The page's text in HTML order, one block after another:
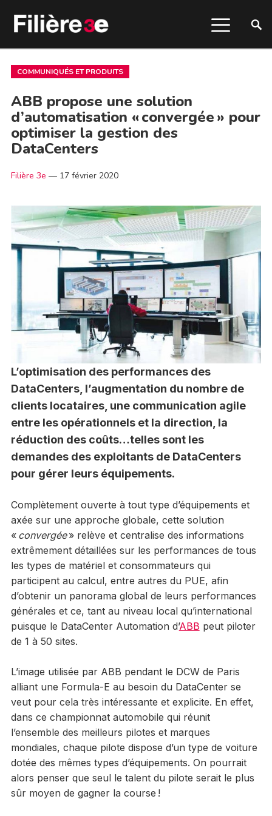
COMMUNIQUÉS ET PRODUITS
ABB propose une solution
d’automatisation « convergée » pour
optimiser la gestion des
DataCenters
Filière 3e — 17 février 2020
L’optimisation des performances des
DataCenters, l’augmentation du nombre de
clients locataires, une communication agile
entre les opérationnels et la direction, la
réduction des coûts…telles sont les
demandes des exploitants de DataCenters
pour gérer leurs équipements.
Complètement ouverte à tout type d’équipements et
axée sur une approche globale, cette solution
« convergée» relève et centralise des informations
extrêmement détaillées sur les performances de tous
les types de matériel et consommateurs qui
participent au calcul, entre autres du PUE, afin
d’obtenir un panorama global de leurs performances
générales et ce, tant au niveau local qu’international
puisque le DataCenter Automation d’ABB peut piloter
de 1 à 50 sites.
L’image utilisée par ABB pendant le DCW de Paris
alliant une Formula-E au besoin du DataCenter se
veut pour cela très intéressante et explicite. En effet,
dans ce championnat automobile qui réunit
l’ensemble des meilleurs pilotes et marques
mondiales, chaque pilote dispose d’un type de voiture
dotée des mêmes types d’équipements. On pourrait
alors penser que seul le talent du pilote serait le plus
sûr moyen de gagner la course !